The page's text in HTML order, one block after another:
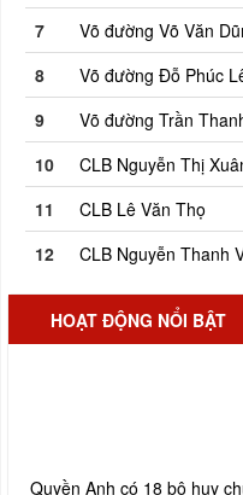
7
Võ đường Võ Văn
8
Võ đường Đỗ Phúc
9
Võ đường Trần
10
CLB Nguyễn Thị
11
CLB Lê Văn Thọ
12
CLB Nguyễn Thanh
HOẠT ĐỘNG NỔI BẬT
Quyền Anh có 18 bộ huy